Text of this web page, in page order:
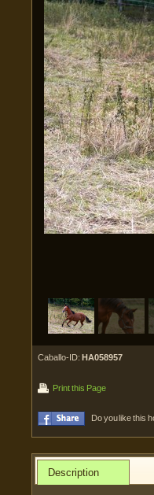
Caballo-ID: HA058957
Print this Page
Do you like this
Description